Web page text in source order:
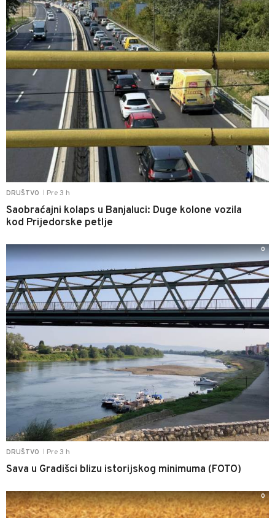
DRUŠTVO Pre 3 h
Saobraćajni kolaps u Banjaluci: Duge kolone vozila
kod Prijedorske petlje
DRUŠTVO Pre 3 h
Sava u Gradišci blizu istorijskog minimuma (FOTO)
0
0